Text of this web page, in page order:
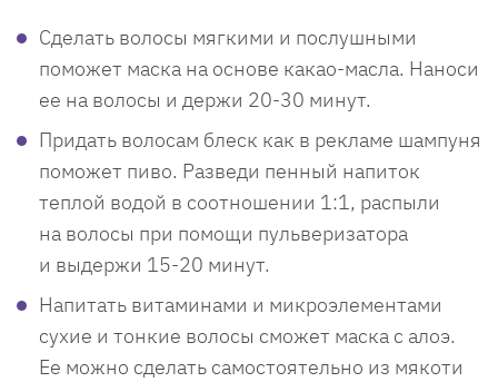
Сделать волосы мягкими и послушными
поможет маска на основе какао-масла. Наноси
ее на волосы и держи 20-30 минут.
Придать волосам блеск как в рекламе шампуня
поможет пиво. Разведи пенный напиток
теплой водой в соотношении 1:1, распыли
на волосы при помощи пульверизатора
и выдержи 15-20 минут.
Напитать витаминами и микроэлементами
сухие и тонкие волосы сможет маска с алоэ.
Ее можно сделать самостоятельно из мякоти